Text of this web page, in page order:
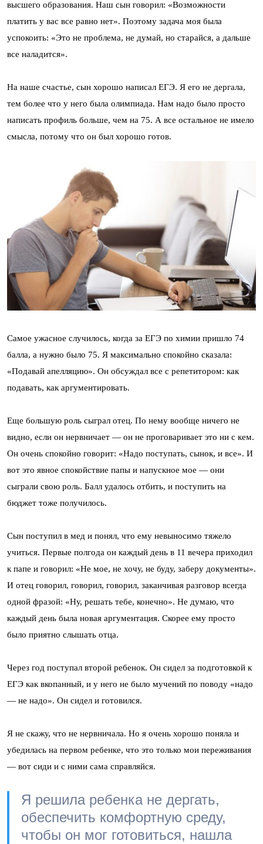
высшего образования. Наш сын говорил: «Возможности
платить у вас все равно нет». Поэтому задача моя была
успокоить: «Это не проблема, не думай, но старайся, а дальше
все наладится».
На наше счастье, сын хорошо написал ЕГЭ. Я его не дергала,
тем более что у него была олимпиада. Нам надо было просто
написать профиль больше, чем на 75. А все остальное не имело
смысла, потому что он был хорошо готов.
Самое ужасное случилось, когда за ЕГЭ по химии пришло 74
балла, а нужно было 75. Я максимально спокойно сказала:
«Подавай апелляцию». Он обсуждал все с репетитором: как
подавать, как аргументировать.
Еще большую роль сыграл отец. По нему вообще ничего не
видно, если он нервничает — он не проговаривает это ни с кем.
Он очень спокойно говорит: «Надо поступать, сынок, и все». И
вот это явное спокойствие папы и напускное мое — они
сыграли свою роль. Балл удалось отбить, и поступить на
бюджет тоже получилось.
Сын поступил в мед и понял, что ему невыносимо тяжело
учиться. Первые полгода он каждый день в 11 вечера приходил
к папе и говорил: «Не мое, не хочу, не буду, заберу документы».
И отец говорил, говорил, говорил, заканчивая разговор всегда
одной фразой: «Ну, решать тебе, конечно». Не думаю, что
каждый день была новая аргументация. Скорее ему просто
было приятно слышать отца.
Через год поступал второй ребенок. Он сидел за подготовкой к
ЕГЭ как вкопанный, и у него не было мучений по поводу «надо
— не надо». Он сидел и готовился.
Я не скажу, что не нервничала. Но я очень хорошо поняла и
убедилась на первом ребенке, что это только мои переживания
— вот сиди и с ними сама справляйся.
Я решила ребенка не дергать,
обеспечить комфортную среду,
чтобы он мог готовиться, нашла